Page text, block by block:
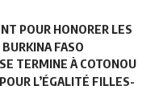
POUR HONORER LES
FASO
TERMINE À COTONOU
L’ÉGALITÉ FILLES-